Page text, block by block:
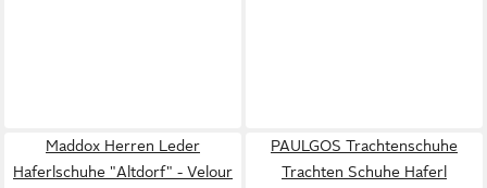
Maddox Herren Leder
Haferlschuhe "Altdorf" - Velour
PAULGOS Trachtenschuhe
Trachten Schuhe Haferl